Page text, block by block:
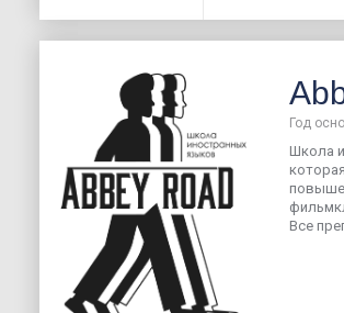
Год
Школа
Все